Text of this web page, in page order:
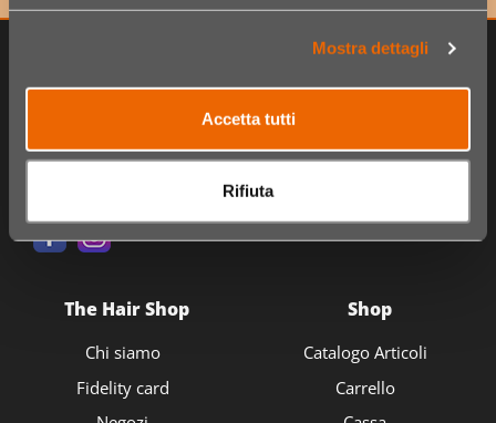
Mostra dettagli
Accetta tutti
Rifiuta
The Hair Shop
Chi siamo
Fidelity card
Shop
Catalogo Articoli
Carrello